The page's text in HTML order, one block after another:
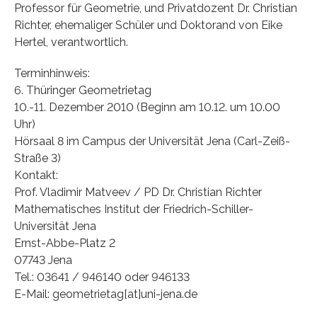
Professor für Geometrie, und Privatdozent Dr. Christian
Richter, ehemaliger Schüler und Doktorand von Eike
Hertel, verantwortlich.
Terminhinweis:
6. Thüringer Geometrietag
10.-11. Dezember 2010 (Beginn am 10.12. um 10.00
Uhr)
Hörsaal 8 im Campus der Universität Jena (Carl-Zeiß-
Straße 3)
Kontakt:
Prof. Vladimir Matveev / PD Dr. Christian Richter
Mathematisches Institut der Friedrich-Schiller-
Universität Jena
Ernst-Abbe-Platz 2
07743 Jena
Tel.: 03641 / 946140 oder 946133
E-Mail: geometrietag[at]uni-jena.de